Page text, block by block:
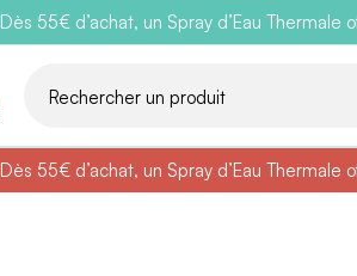
Belle
Dès 55€ d’achat, un Spray d’Eau
Belle
Dès 55€ d’achat, un Spray d’Eau